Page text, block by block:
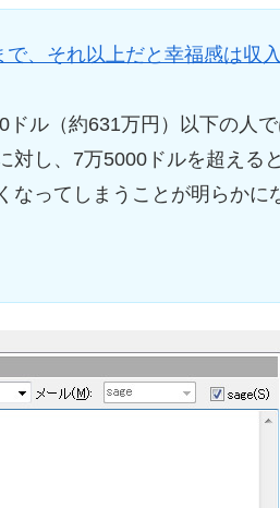
、それ以上だと幸福感は収
ル（約631万円）以下の人で
対し、7万5000ドルを超える
なってしまうことが明らかに